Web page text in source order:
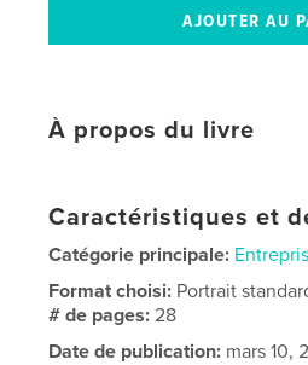
À propos du livre
Caractéristiques et
Catégorie principale:
Format choisi: Portrait
# de pages:28
Date de publication: mars 10,